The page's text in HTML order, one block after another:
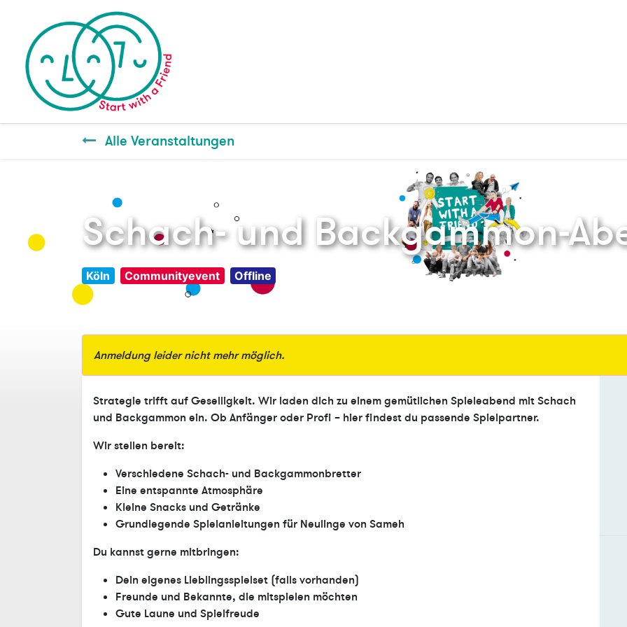
Alle Veranstaltungen
Schach- und Backgammon-
Köln Communityevent Offline
Anmeldung leider nicht mehr möglich.
Strategie trifft auf Geselligkeit. Wir laden dich zu einem gemütlichen Spieleabend mit Schach
und Backgammon ein. Ob Anfänger oder Profi – hier findest du passende Spielpartner.
Wir stellen bereit:
Verschiedene Schach- und Backgammonbretter
Eine entspannte Atmosphäre
Kleine Snacks und Getränke
Grundlegende Spielanleitungen für Neulinge von Sameh
Du kannst gerne mitbringen:
Dein eigenes Lieblingsspielset (falls vorhanden)
Freunde und Bekannte, die mitspielen möchten
Gute Laune und Spielfreude